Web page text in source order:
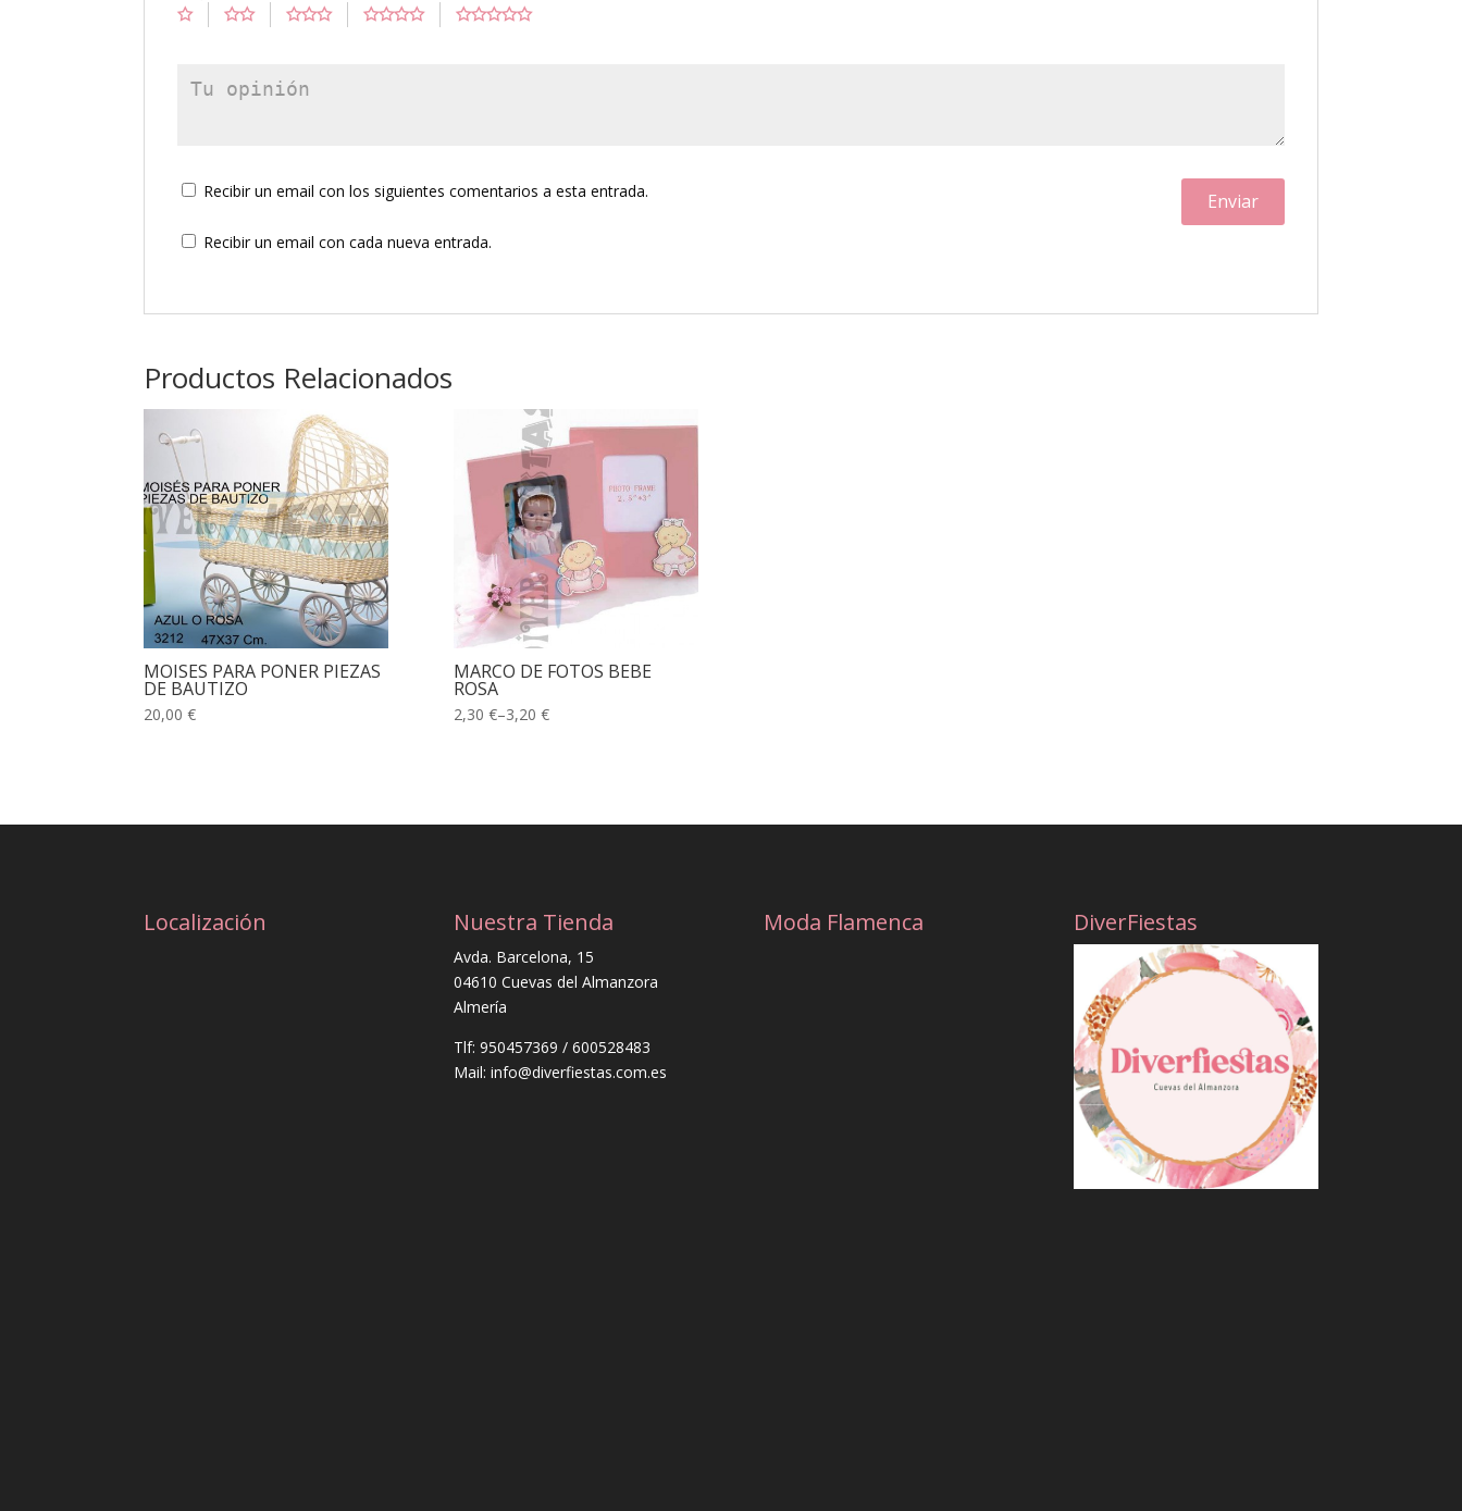
Recibir un email con los siguientes comentarios a esta entrada.
Recibir un email con cada nueva entrada.
Productos Relacionados
MOISES PARA PONER PIEZAS
DE BAUTIZO
20,00 €
MARCO DE FOTOS BEBE
ROSA
2,30 €–3,20 €
Localización Nuestra Tienda
Avda. Barcelona, 15
04610 Cuevas del Almanzora
Almería
Tlf: 950457369 / 600528483
Mail: info@diverfiestas.com.es
Moda Flamenca DiverFiestas